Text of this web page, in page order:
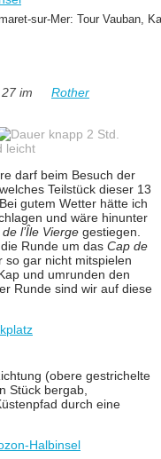
sur-Mer: Tour Vauban,
im
Rother
knapp 2 Std.
leicht
darf beim Besuch der
Teilstück dieser 13
gutem Wetter hätte ich
und wäre hinunter
l’Île Vierge gestiegen.
die Runde um das Cap de
so gar nicht mitspielen
und umrunden den
Runde sind wir auf diese
(obere gestrichelte
Stück bergab,
durch eine